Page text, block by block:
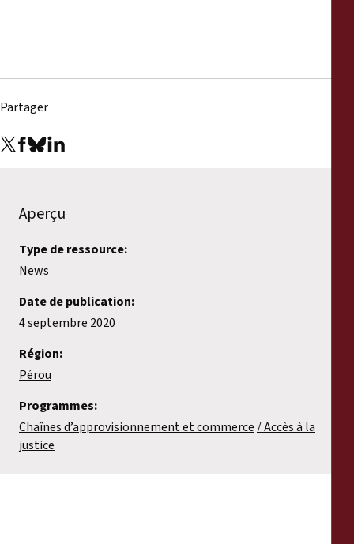
Partager
Aperçu
Type de ressource:
News
Date de publication:
4 septembre 2020
Région:
Pérou
Programmes:
Chaînes d’approvisionnement et commerce Accès à la
justice